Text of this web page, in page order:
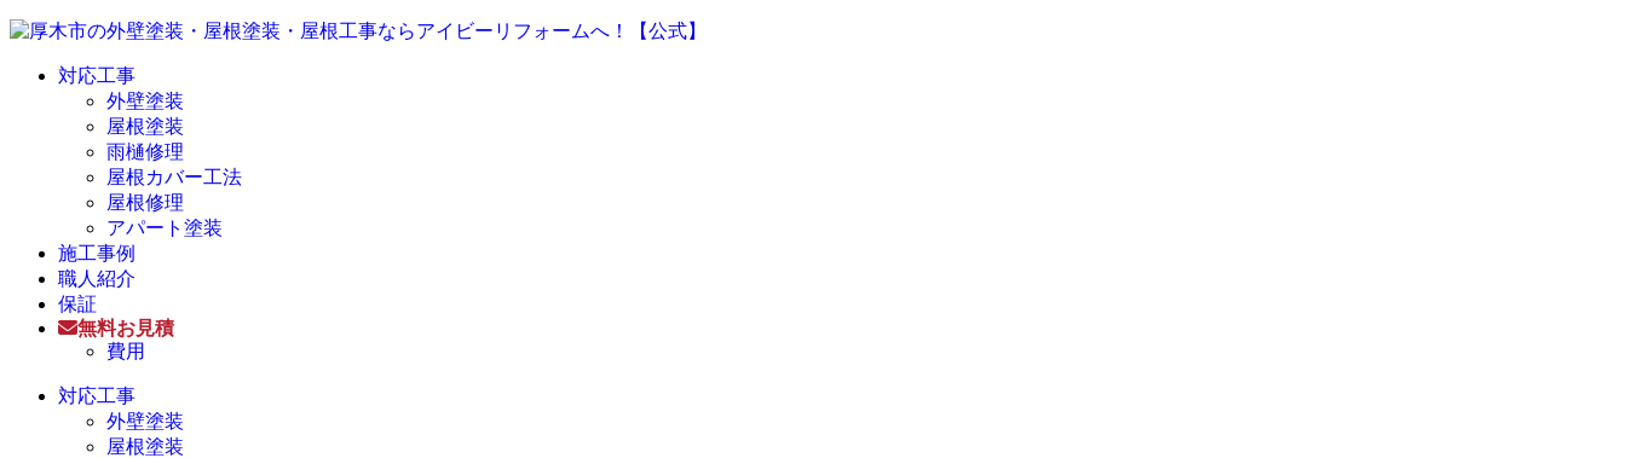
対応工事
外壁塗装
屋根塗装
雨樋修理
屋根カバー工法
屋根修理
アパート塗装
施工事例
職人紹介
保証
無料お見積
費用
対応工事
外壁塗装
屋根塗装